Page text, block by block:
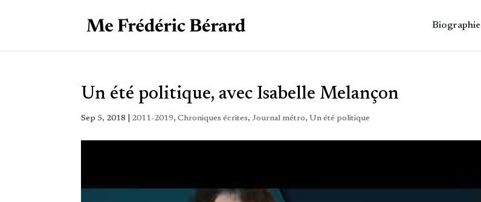
Biographie
Un été politique, avec Isabelle Melançon
Sep 5, 2018 2011-2019,Chroniques écrites,Journal métro, Un été politique